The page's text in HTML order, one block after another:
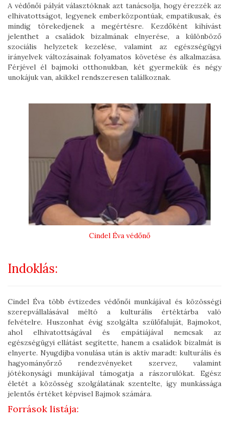
A védőnői pályát választóknak azt tanácsolja, hogy érezzék az
elhivatottságot, legyenek emberközpontúak, empatikusak, és
mindig törekedjenek a megértésre. Kezdőként kihívást
jelenthet a családok bizalmának elnyerése, a különböző
szociális helyzetek kezelése, valamint az egészségügyi
irányelvek változásainak folyamatos követése és alkalmazása.
Férjével él bajmoki otthonukban, két gyermekük és négy
unokájuk van, akikkel rendszeresen találkoznak.
Cindel Éva védőnő
Indoklás:
Cindel Éva több évtizedes védőnői munkájával és közösségi
szerepvállalásával méltó a kulturális értéktárba való
felvételre. Huszonhat évig szolgálta szülőfaluját, Bajmokot,
ahol elhivatottságával és empátiájával nemcsak az
egészségügyi ellátást segítette, hanem a családok bizalmát is
elnyerte. Nyugdíjba vonulása után is aktív maradt: kulturális és
hagyományőrző rendezvényeket szervez, valamint
jótékonysági munkájával támogatja a rászorulókat. Egész
életét a közösség szolgálatának szentelte, így munkássága
jelentős értéket képvisel Bajmok számára.
Források listája: